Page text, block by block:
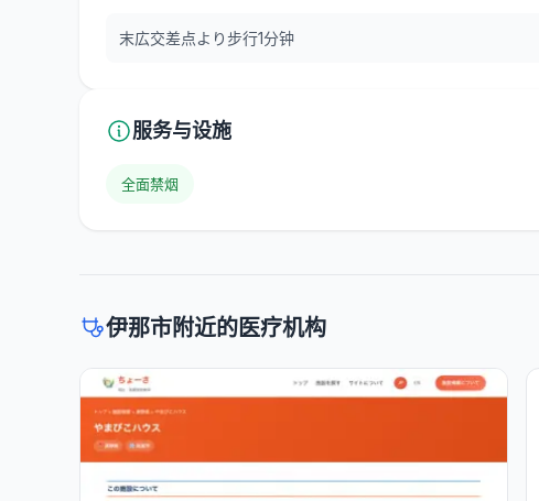
末広交差点より步行1分钟
服务与设施
全面禁烟
伊那市附近的医疗机构